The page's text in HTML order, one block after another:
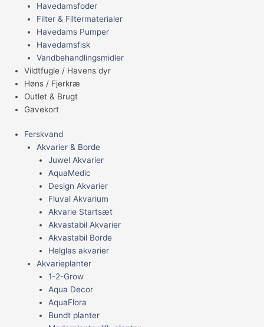
Havedamsfoder
Filter & Filtermaterialer
Havedams Pumper
Havedamsfisk
Vandbehandlingsmidler
Vildtfugle / Havens dyr
Høns / Fjerkræ
Outlet & Brugt
Gavekort
Ferskvand
Akvarier & Borde
Juwel Akvarier
AquaMedic
Design Akvarier
Fluval Akvarium
Akvarie Startsæt
Akvastabil Akvarier
Akvastabil Borde
Helglas akvarier
Akvarieplanter
1-2-Grow
Aqua Decor
AquaFlora
Bundt planter